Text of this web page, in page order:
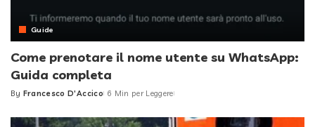
Guide
Come prenotare il nome utente su WhatsApp:
Guida completa
Posted
By Francesco D'Accico 6 Min per Leggere